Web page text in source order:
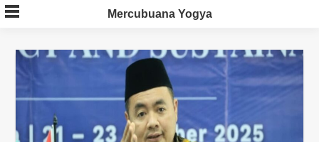
Skip
to
Mercubuana Yogya